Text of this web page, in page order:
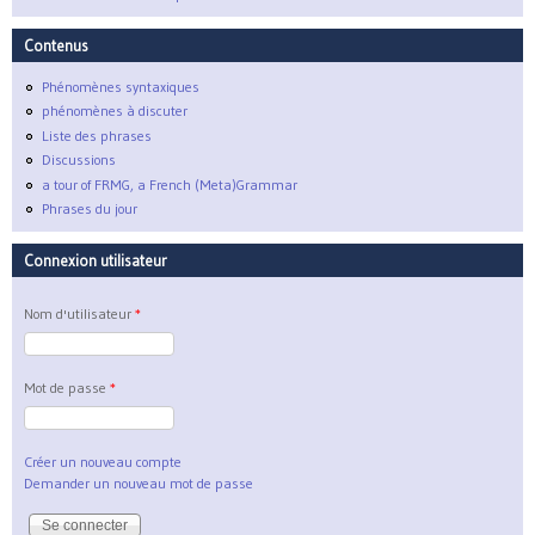
Contenus
Phénomènes syntaxiques
phénomènes à discuter
Liste des phrases
Discussions
a tour of FRMG, a French (Meta)Grammar
Phrases du jour
Connexion utilisateur
Nom d'utilisateur *
Mot de passe *
Créer un nouveau compte
Demander un nouveau mot de passe